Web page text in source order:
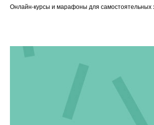
Онлайн-курсы и марафоны для самостоятельных